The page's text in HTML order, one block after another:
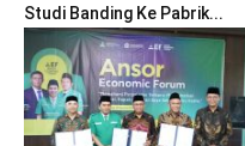
Studi Banding Ke Pabrik...